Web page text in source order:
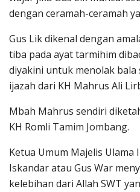
dengan ceramah-ceramah
Gus Lik dikenal dengan
tiba pada ayat tarmihim
diyakini untuk menolak
ijazah dari KH Mahrus Ali
Mbah Mahrus sendiri
KH Romli Tamim Jombang.
Ketua Umum Majelis Ulama
Iskandar atau Gus War
kelebihan dari Allah SWT